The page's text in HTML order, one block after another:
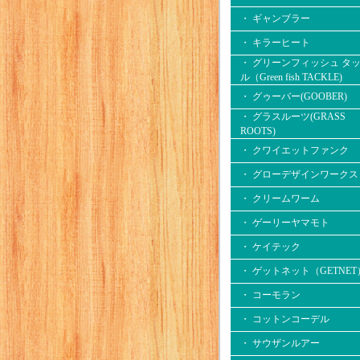
・ ギャンブラー
・ キラーヒート
・ グリーンフィッシュ タ
ル（Green fish TACKLE)
・ グゥーバー(GOOBER)
・ グラスルーツ(GRASS
ROOTS)
・ クワイエットファンク
・ グローデザインワークス
・ クリームワーム
・ ゲーリーヤマモト
・ ケイテック
・ ゲットネット（GETNET
・ コーモラン
・ コットンコーデル
・ サウザンルアー